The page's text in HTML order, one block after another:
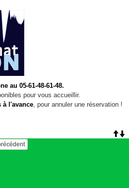
au 05-61-48-61-48.
pour vous accueillir.
à l'avance, pour annuler une réservation !
précédent